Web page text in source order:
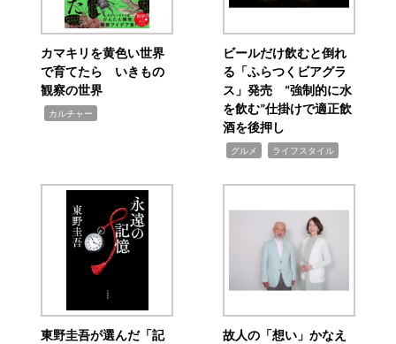
カマキリを黄色い世界
で育てたら いきもの
観察の世界
カルチャー
ビールだけ飲むと倒れ
る「ふらつくビアグラ
ス」発売 “強制的に水
を飲む”仕掛けで適正飲
酒を後押し
グルメ ライフスタイル
東野圭吾が選んだ「記
故人の「想い」かなえ